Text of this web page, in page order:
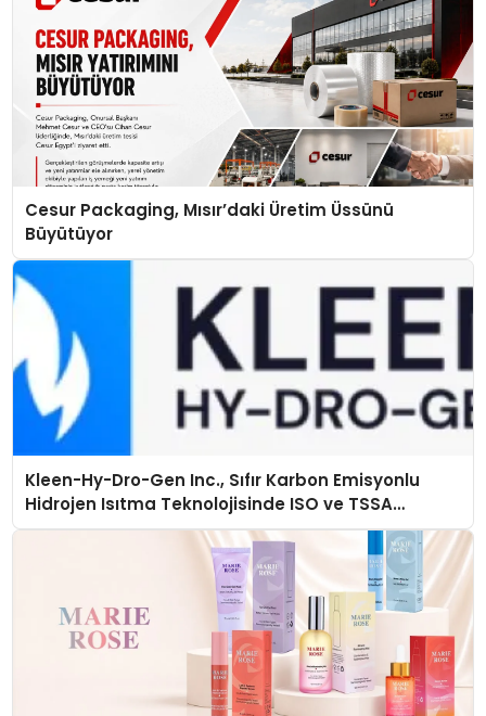
Cesur Packaging, Mısır’daki Üretim Üssünü
Büyütüyor
Kleen-Hy-Dro-Gen Inc., Sıfır Karbon Emisyonlu
Hidrojen Isıtma Teknolojisinde ISO ve TSSA
Düzenleyici Onaylarını Aldı